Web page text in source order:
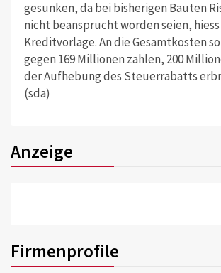
gesunken, da bei bisherigen Bauten
nicht beansprucht worden seien,
Kreditvorlage. An die Gesamtkosten
gegen 169 Millionen zahlen, 200
der Aufhebung des Steuerrabatts
(sda)
Anzeige
Firmenprofile